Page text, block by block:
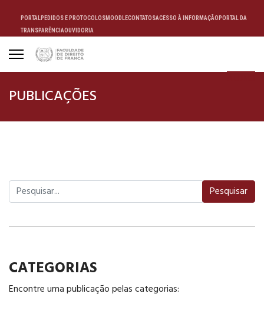
PORTALPEDIDOS E PROTOCOLOSMOODLECONTATOSACESSO À INFORMAÇÃO PORTAL DA
TRANSPARÊNCIAOUVIDORIA
PUBLICAÇÕES
Pesquisar Pesquisar
CATEGORIAS
Encontre uma publicação pelas categorias: